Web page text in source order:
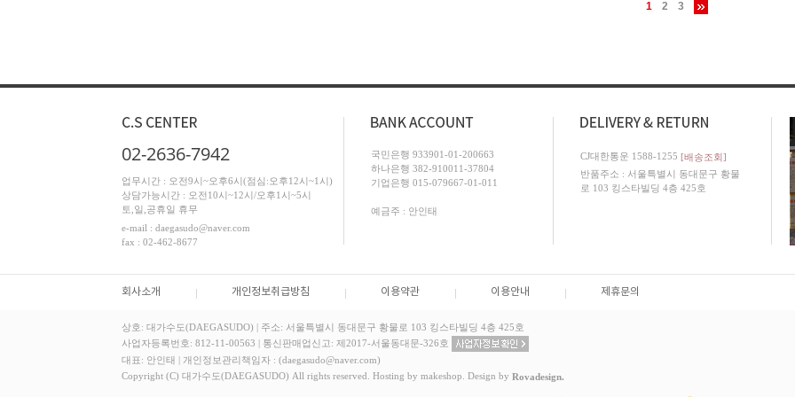
1 2 3
02-2636-7942
업무시간 : 오전9시~오후6시(점심:오후12시~1시)
상담가능시간 : 오전10시~12시/오후1시~5시
토,일,공휴일 휴무
e-mail : daegasudo@naver.com
fax : 02-462-8677
국민은행 933901-01-200663
하나은행 382-910011-37804
기업은행 015-079667-01-011
예금주 : 안인태
CJ대한통운 1588-1255 [배송조회]
반품주소 : 서울특별시 동대문구 황물
로 103 킹스타빌딩 4층 425호
회사소개 개인정보취급방침 이용약관 이용안내 제휴문의
상호: 대가수도(DAEGASUDO) | 주소: 서울특별시 동대문구 황물로 103 킹스타빌딩 4층 425호
사업자등록번호: 812-11-00563 | 통신판매업신고: 제2017-서울동대문-326호
대표: 안인태
개인정보관리책임자 : (daegasudo@naver.com)
Copyright (C) 대가수도(DAEGASUDO) All rights reserved. Hosting by makeshop. Design by Rovadesign.